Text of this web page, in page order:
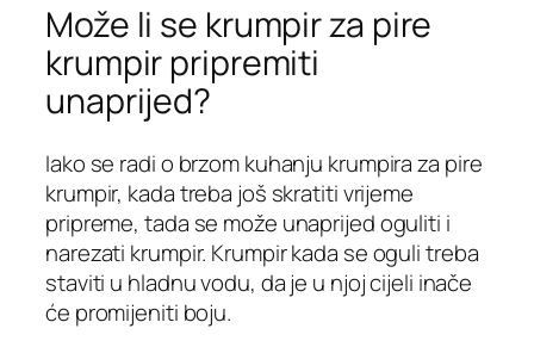
Može li se krumpir za pire
krumpir pripremiti
unaprijed?
Iako se radi o brzom kuhanju krumpira za pire
krumpir, kada treba još skratiti vrijeme
pripreme, tada se može unaprijed oguliti i
narezati krumpir. Krumpir kada se oguli treba
staviti u hladnu vodu, da je u njoj cijeli inače
će promijeniti boju.